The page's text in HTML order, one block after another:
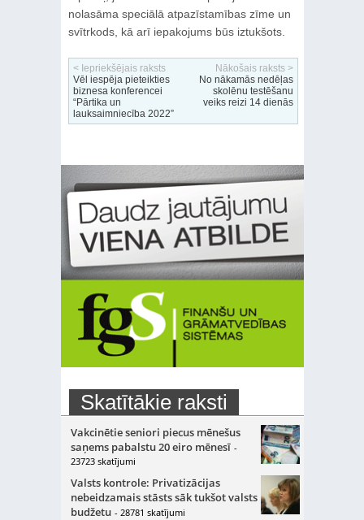
nolasāma speciālā atpazīstamības zīme un
svītrkods, kā arī iepakojums būs iztukšots.
< Iepriekšējais raksts
Vēl iespēja pieteikties
biznesa konferencei
“Pārtika un
lauksaimniecība 2022”
Nākošais raksts >
No nākamās nedēļas
skolēnu testēšanu
veiks reizi 14 dienās
Skatītākie raksti
Vakcinētie seniori piecus mēnešus
saņems pabalstu 20 eiro mēnesī -
23723 skatījumi
Valsts kontrole: Privatizācijas
nebeidzamais stāsts sāk tukšot valsts
budžetu - 28781 skatījumi